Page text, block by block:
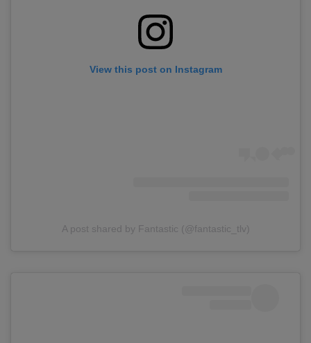
View this post on Instagram
A post shared by Fantastic (@fantastic_tlv)